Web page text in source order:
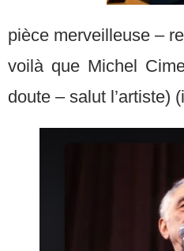
pièce merveilleuse –
voilà que Michel
doute – salut l’artiste)